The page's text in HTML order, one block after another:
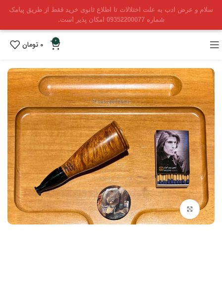
سلام و عرض ادب به علت اختلالات تا اطلاع ثانوی خرید فقط از طریق پیامک
شماره 09352200077 امکان پذیر است.
0
0 تومان
بزرگنمایی تصویر